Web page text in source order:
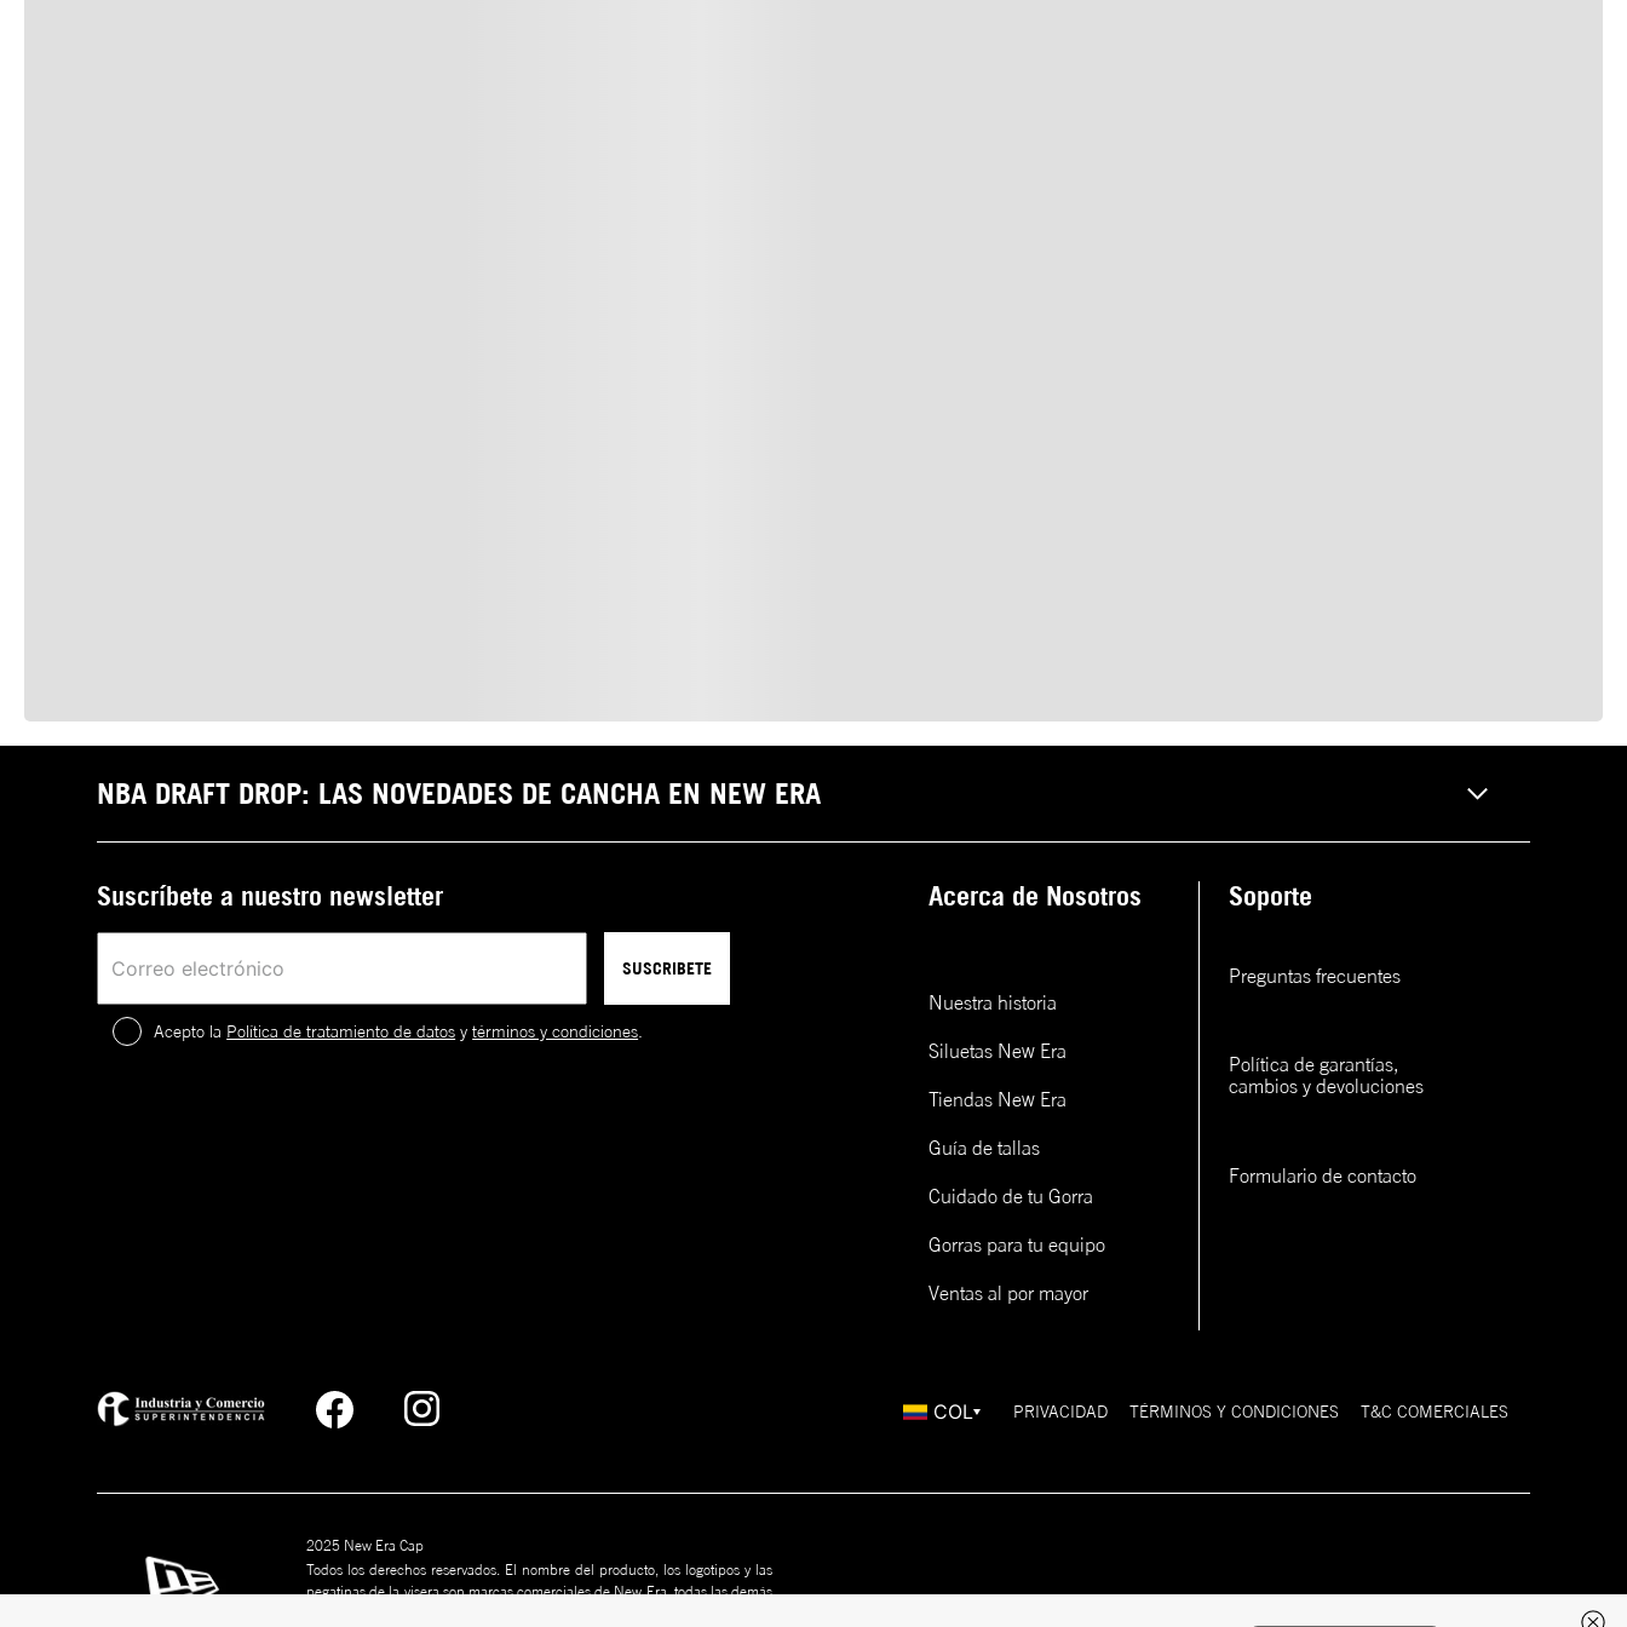
NBA DRAFT DROP: LAS NOVEDADES DE CANCHA EN NEW ERA
Suscríbete a nuestro newsletter
SUSCRIBETE
Acepto la Política de tratamiento de datos ytérminos y condiciones
Acerca de Nosotros
Nuestra historia
Siluetas New Era
Tiendas New Era
Guía de tallas
Cuidado de tu Gorra
Gorras para tu equipo
Ventas al por mayor
Soporte
Preguntas frecuentes
Política de garantías,
cambios y devoluciones
Formulario de contacto
COL PRIVACIDAD TÉRMINOS Y CONDICIONES T&C COMERCIALES
2025 New Era Cap
Todos los derechos reservados. El nombre del producto, los logotipos y las
pegatinas de la visera son marcas comerciales de New Era, todas las demás